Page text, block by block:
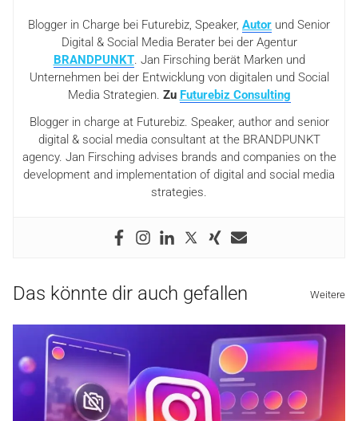
Blogger in Charge bei Futurebiz, Speaker, Autor und Senior
Digital & Social Media Berater bei der Agentur
BRANDPUNKT. Jan Firsching berät Marken und
Unternehmen bei der Entwicklung von digitalen und Social
Media Strategien. Zu Futurebiz Consulting
Blogger in charge at Futurebiz. Speaker, author and senior
digital & social media consultant at the BRANDPUNKT
agency. Jan Firsching advises brands and companies on the
development and implementation of digital and social media
strategies.
Das könnte dir auch gefallen Weitere